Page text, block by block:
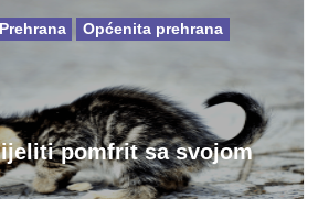
pomfrit sa svojom
Prehrana Općenita prehrana